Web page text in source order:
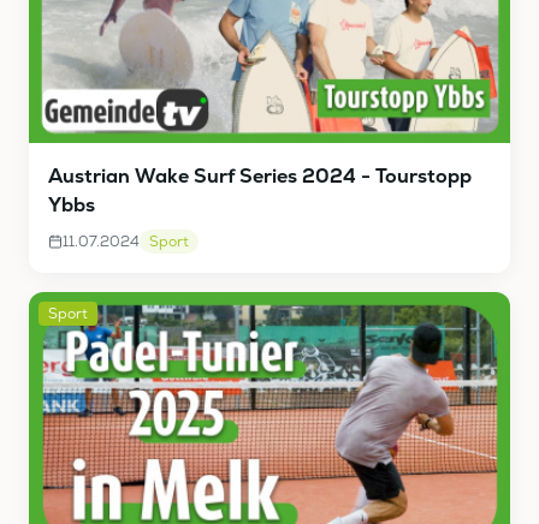
Austrian Wake Surf Series 2024 - Tourstopp
Ybbs
11.07.2024 Sport
Sport